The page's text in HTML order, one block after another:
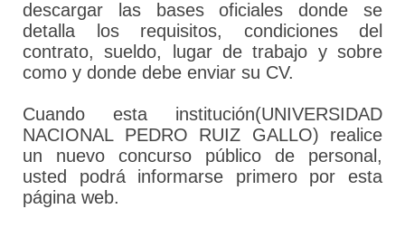
descargar las bases oficiales donde se
detalla los requisitos, condiciones del
contrato, sueldo, lugar de trabajo y sobre
como y donde debe enviar su CV.
Cuando esta institución(UNIVERSIDAD
NACIONAL PEDRO RUIZ GALLO) realice
un nuevo concurso público de personal,
usted podrá informarse primero por esta
página web.